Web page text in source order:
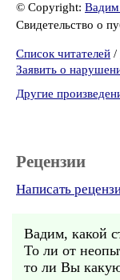
© Copyright:
Свидетельство о
Список читателей /
Заявить о
Другие
Рецензии
Написать
Вадим, какой
То ли от
то ли Вы